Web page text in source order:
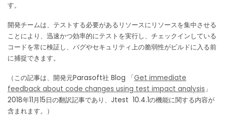
す。
開発チームは、テストする必要があるリソースにリソースを集中させる
ことにより、迅速かつ効率的にテストを実行し、チェックインしている
コードを常に検証し、バグやセキュリティ上の脆弱性がビルドに入る前
に捕捉できます。
（この記事は、開発元Parasoft社 Blog 「Get immediate
feedback about code changes using test impact analysis 」
2018年11月15日の翻訳記事であり、Jtest 10.4.1の機能に関する内容が
含まれます。）